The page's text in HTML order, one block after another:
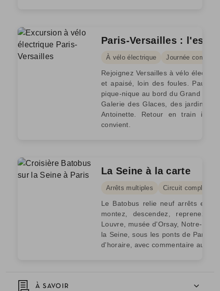
À SAVOIR
Paris-Versailles :
À vélo électrique Journée complète
Rejoignez Versailles à vélo
et apaisé, loin des foules. Pause
pique-nique au bord du Grand
Galerie des Glaces, des jardins et
Antoinette. Retour en train
convient.
La Seine à la carte
Arrêts multiples Circuit complet -
Le Batobus relie neuf arrêts
montez, descendez, reprenez
Louvre, musée d'Orsay, Notre-
la Seine, sous les ponts de Paris.
d'horaire, avec commentaire audio